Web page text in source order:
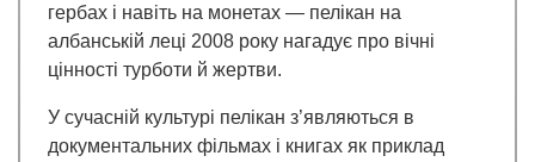
гербах і навіть на монетах — пелікан на
албанській леці 2008 року нагадує про вічні
цінності турботи й жертви.
У сучасній культурі пелікан з’являються в
документальних фільмах і книгах як приклад